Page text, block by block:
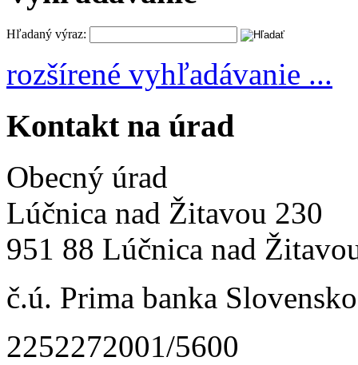
Hľadaný výraz:
rozšírené vyhľadávanie ...
Kontakt na úrad
Obecný úrad
Lúčnica nad Žitavou 230
951 88 Lúčnica nad
č.ú. Prima banka
2252272001/5600